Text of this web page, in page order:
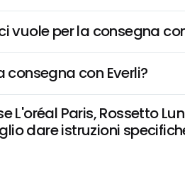
vuole per la consegna
con Everli?
L'oréal Paris, Rossetto
dare istruzioni